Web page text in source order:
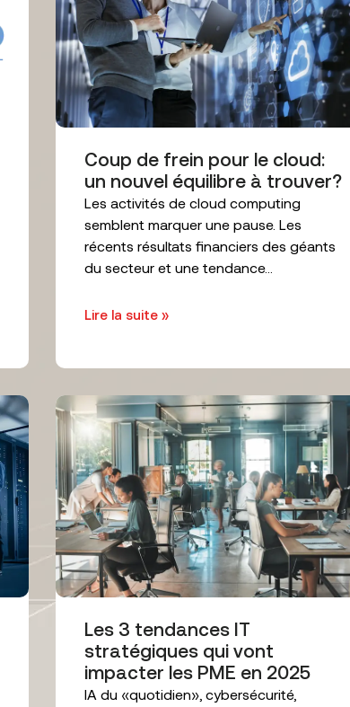
Coup de frein pour le cloud:
un nouvel équilibre à trouver?
Les activités de cloud computing
semblent marquer une pause. Les
récents résultats financiers des géants
du secteur et une tendance...
Lire la suite »
Les 3 tendances IT
stratégiques qui vont
impacter les PME en 2025
IA du «quotidien», cybersécurité,